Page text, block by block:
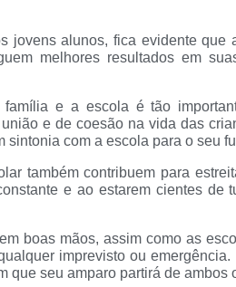
jovens alunos, fica evidente que
melhores resultados em
e a escola é tão
e de coesão na vida das
com a escola para o seu
também contribuem para
e ao estarem cientes de
boas mãos, assim como as
imprevisto ou
que seu amparo partirá de ambos